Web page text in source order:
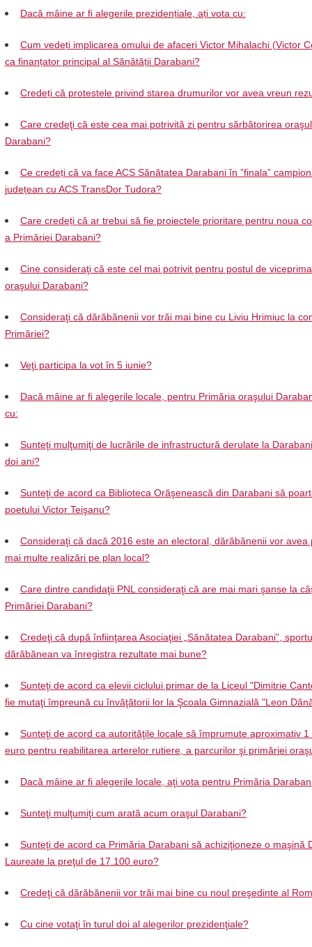
Dacă mâine ar fi alegerile prezidențiale, ați vota cu:
Cum vedeți implicarea omului de afaceri Victor Mihalachi (Victor
ca finanțator principal al Sănătății Darabani?
Credeți că protestele privind starea drumurilor vor avea vreun
Care credeţi că este cea mai potrivită zi pentru sărbătorirea
Darabani?
Ce credeți că va face ACS Sănătatea Darabani în ”finala”
județean cu ACS TransDor Tudora?
Care credeți că ar trebui să fie proiectele prioritare pentru noua
a Primăriei Darabani?
Cine consideraţi că este cel mai potrivit pentru postul de
oraşului Darabani?
Consideraţi că dărăbănenii vor trăi mai bine cu Liviu Hrimiuc la
Primăriei?
Veţi participa la vot în 5 iunie?
Dacă mâine ar fi alegerile locale, pentru Primăria oraşului
cu:
Sunteţi mulţumiţi de lucrările de infrastructură derulate la
doi ani?
Sunteţi de acord ca Biblioteca Orăşenească din Darabani să
poetului Victor Teişanu?
Consideraţi că dacă 2016 este an electoral, dărăbănenii vor avea
mai multe realizări pe plan local?
Care dintre candidaţii PNL consideraţi că are mai mari şanse la
Primăriei Darabani?
Credeţi că după înfiinţarea Asociaţiei „Sănătatea Darabani”,
dărăbănean va înregistra rezultate mai bune?
Sunteţi de acord ca elevii ciclului primar de la Liceul "Dimitrie
fie mutaţi împreună cu învăţătorii lor la Şcoala Gimnazială "Leon
Sunteţi de acord ca autorităţile locale să împrumute aproximativ 1
euro pentru reabilitarea arterelor rutiere, a parcurilor şi primăriei
Dacă mâine ar fi alegerile locale, aţi vota pentru Primăria
Sunteţi mulţumiţi cum arată acum oraşul Darabani?
Sunteţi de acord ca Primăria Darabani să achiziţioneze o maşină
Laureate la preţul de 17.100 euro?
Credeţi că dărăbănenii vor trăi mai bine cu noul preşedinte al
Cu cine votaţi în turul doi al alegerilor prezidenţiale?